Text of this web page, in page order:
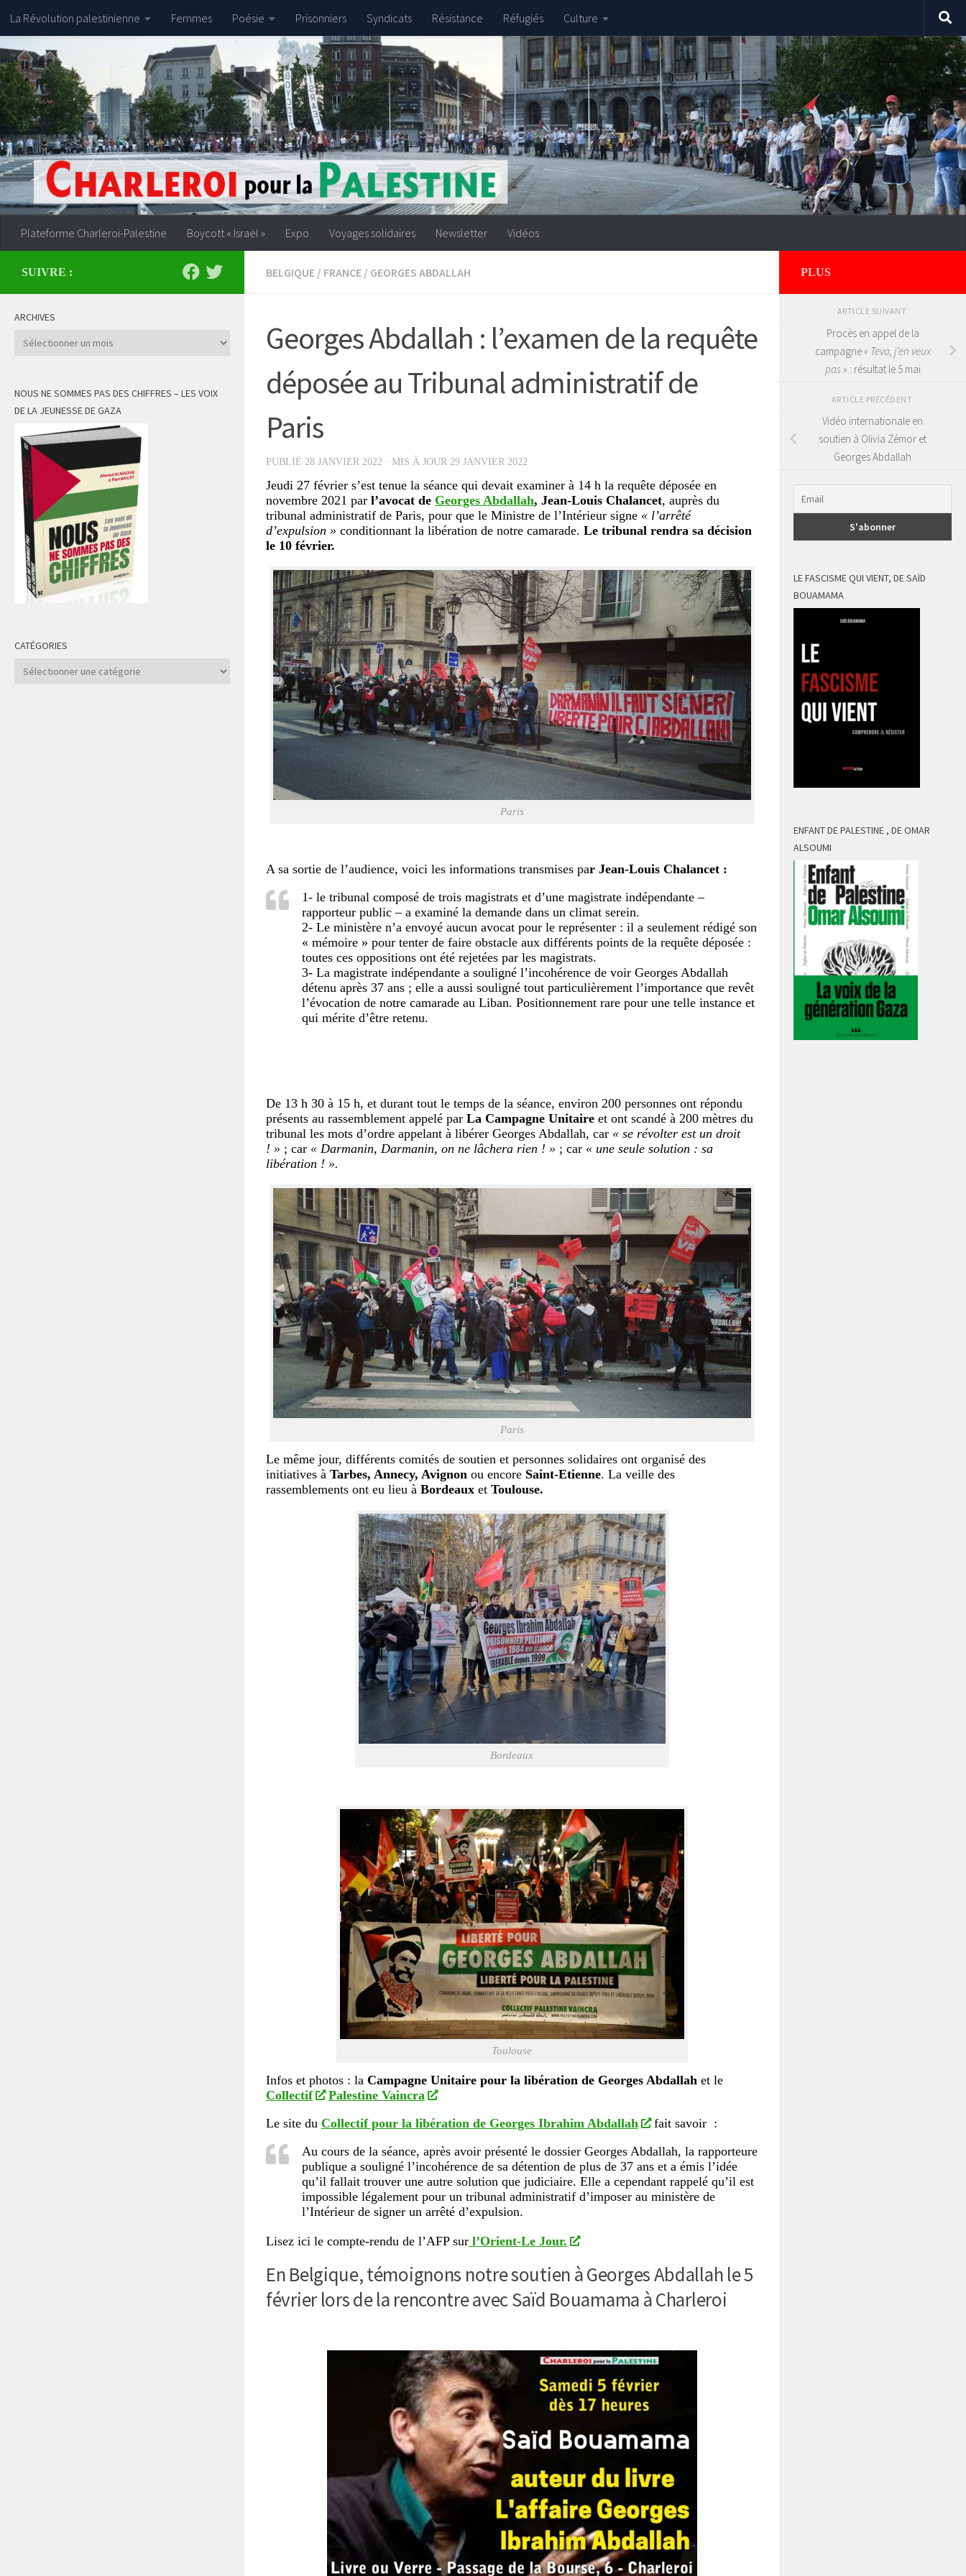
Skip to content
La Révolution palestinienne Femmes Poésie Prisonniers Syndicats Résistance Réfugiés Culture
Plateforme Charleroi-Palestine Boycott « Israël » Expo Voyages solidaires Newsletter Vidéos
BELGIQUE / FRANCE / GEORGES ABDALLAH
Georges Abdallah : l’examen de la requête
déposée au Tribunal administratif de
Paris
PUBLIÉ 28 JANVIER 2022 · MIS À JOUR 29 JANVIER 2022
Jeudi 27 février s’est tenue la séance qui devait examiner à 14 h la requête déposée en
novembre 2021 par l’avocat de Georges Abdallah, Jean-Louis Chalancet, auprès du
tribunal administratif de Paris, pour que le Ministre de l’Intérieur signe « l’arrêté
d’expulsion » conditionnant la libération de notre camarade. Le tribunal rendra sa décision
le 10 février.
Paris
A sa sortie de l’audience, voici les informations transmises par Jean-Louis Chalancet :
1- le tribunal composé de trois magistrats et d’une magistrate indépendante –
rapporteur public – a examiné la demande dans un climat serein.
2- Le ministère n’a envoyé aucun avocat pour le représenter : il a seulement rédigé son
« mémoire » pour tenter de faire obstacle aux différents points de la requête déposée :
toutes ces oppositions ont été rejetées par les magistrats.
3- La magistrate indépendante a souligné l’incohérence de voir Georges Abdallah
détenu après 37 ans ; elle a aussi souligné tout particulièrement l’importance que revêt
l’évocation de notre camarade au Liban. Positionnement rare pour une telle instance et
qui mérite d’être retenu.
De 13 h 30 à 15 h, et durant tout le temps de la séance, environ 200 personnes ont répondu
présents au rassemblement appelé par La Campagne Unitaire et ont scandé à 200 mètres du
tribunal les mots d’ordre appelant à libérer Georges Abdallah, car « se révolter est un droit
! » ; car « Darmanin, Darmanin, on ne lâchera rien ! » ; car « une seule solution : sa
libération ! ».
Paris
Le même jour, différents comités de soutien et personnes solidaires ont organisé des
initiatives à Tarbes, Annecy, Avignon ou encore Saint-Etienne. La veille des
rassemblements ont eu lieu à Bordeaux et Toulouse.
Bordeaux
Toulouse
Infos et photos : la Campagne Unitaire pour la libération de Georges Abdallah et le
Collectif
Palestine Vaincra
Le site du Collectif pour la libération de Georges Ibrahim Abdallah
fait savoir :
Au cours de la séance, après avoir présenté le dossier Georges Abdallah, la rapporteure
publique a souligné l’incohérence de sa détention de plus de 37 ans et a émis l’idée
qu’il fallait trouver une autre solution que judiciaire. Elle a cependant rappelé qu’il est
impossible légalement pour un tribunal administratif d’imposer au ministère de
l’Intérieur de signer un arrêté d’expulsion.
Lisez ici le compte-rendu de l’AFP sur l’Orient-Le Jour.
En Belgique, témoignons notre soutien à Georges Abdallah le 5
février lors de la rencontre avec Saïd Bouamama à Charleroi
SUIVRE :
ARCHIVES
Archives
NOUS NE SOMMES PAS DES CHIFFRES – LES VOIX
DE LA JEUNESSE DE GAZA
CATÉGORIES
Catégories
PLUS
ARTICLE SUIVANT
Procès en appel de la
campagne« Teva, j’en veux
pas » : résultat le 5 mai
ARTICLE PRÉCÉDENT
Vidéo internationale en
soutien à Olivia Zémor et
Georges Abdallah
LE FASCISME QUI VIENT, DE SAÏD
BOUAMAMA
ENFANT DE PALESTINE , DE OMAR
ALSOUMI